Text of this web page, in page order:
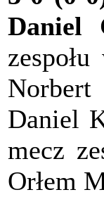
Daniel
Norbert
Daniel
mecz
Orłem